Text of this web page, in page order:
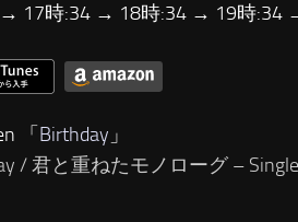
17時:34 → 18時:34 → 19時:34
「 Birthday 」
/ 君と重ねたモノローグ –